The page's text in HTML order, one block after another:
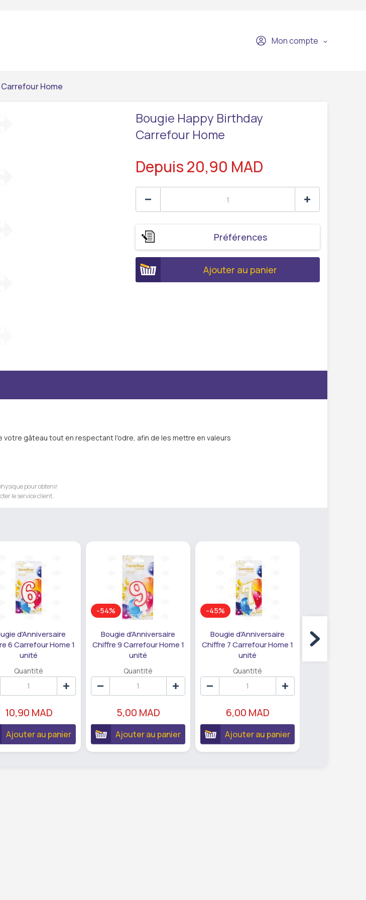
Mon compte
Home
Bougie Happy Birthday
Carrefour Home
Depuis 20,90 MAD
Préférences
Ajouter au panier
gâteau tout en respectant l'odre, afin de les mettre en valeurs
pour obtenir
le service client.
d'Anniversaire
6 Carrefour Home 1
unité
Quantité
10,90 MAD
Ajouter au panier
-54%
Bougie d'Anniversaire
Chiffre 9 Carrefour Home 1
unité
Quantité
5,00 MAD
Ajouter au panier
-45%
Bougie d'Anniversaire
Chiffre 7 Carrefour Home 1
unité
Quantité
6,00 MAD
Ajouter au panier
Chiffre 3